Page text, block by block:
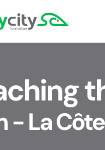
- La Côte